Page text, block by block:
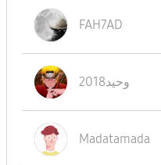
FAH7AD
وحيد2018
Madatamada